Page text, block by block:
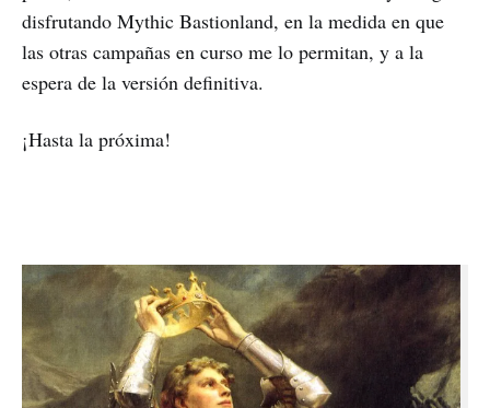
disfrutando Mythic Bastionland, en la medida en que
las otras campañas en curso me lo permitan, y a la
espera de la versión definitiva.
¡Hasta la próxima!